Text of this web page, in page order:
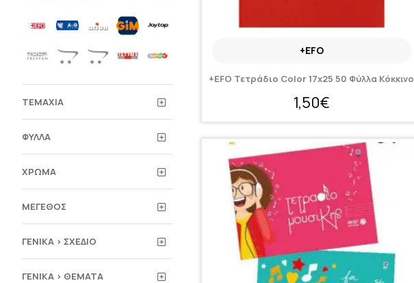
ΤΕΜΆΧΙΑ
ΦΎΛΛΑ
ΧΡΏΜΑ
ΜΈΓΕΘΟΣ
ΓΕΝΙΚΆ > ΣΧΈΔΙΟ
ΓΕΝΙΚΆ > ΘΈΜΑΤΑ
+EFO
+EFO Τετράδιο Color 17x25 50 Φύλλα Κόκκινο
1,50€